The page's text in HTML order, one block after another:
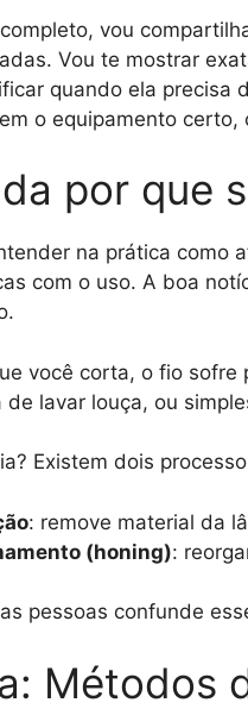
vou
Vou te mostrar
quando ela precisa
o equipamento certo,
por que
na prática como
com o uso. A boa
você corta, o fio sofre
de lavar louça, ou
Existem dois
: remove material da
(honing):
pessoas confunde
Métodos